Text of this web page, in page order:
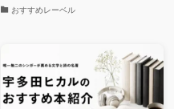
おすすめレーベル